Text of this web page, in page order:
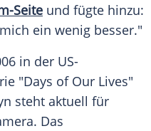
Seite und fügte hinzu:
ein wenig besser."
in der US-
"Days of Our Lives"
steht aktuell für
Das